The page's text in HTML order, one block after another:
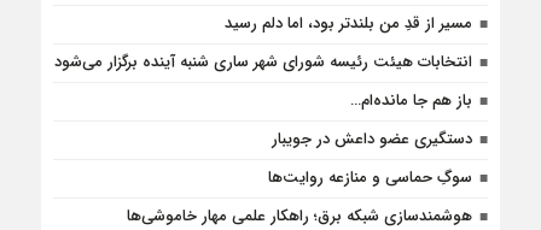
مسیر از قدِ من بلندتر بود، اما دلم رسید
انتخابات هیئت رئیسه شورای شهر ساری شنبه آینده برگزار می‌شود
باز هم جا مانده‌ام…
دستگیری عضو داعش در جویبار
سوگِ حماسی و منازعه روایت‌ها
هوشمندسازی شبکه برق؛ راهکار علمی مهار خاموشی‌ها